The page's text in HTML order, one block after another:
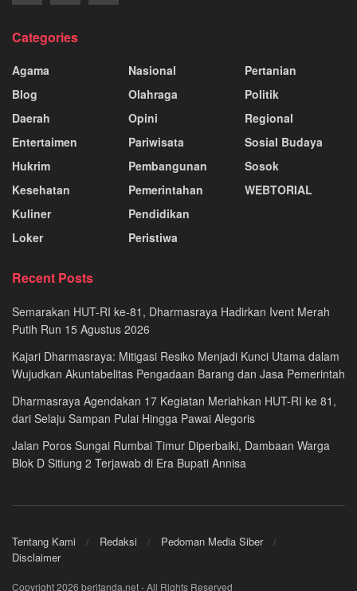
Categories
Agama
Blog
Daerah
Entertaimen
Hukrim
Kesehatan
Kuliner
Loker
Nasional
Olahraga
Opini
Pariwisata
Pembangunan
Pemerintahan
Pendidikan
Peristiwa
Pertanian
Politik
Regional
Sosial Budaya
Sosok
WEBTORIAL
Recent Posts
Semarakan HUT-RI ke-81, Dharmasraya Hadirkan Ivent Merah
Putih Run 15 Agustus 2026
Kajari Dharmasraya: Mitigasi Resiko Menjadi Kunci Utama dalam
Wujudkan Akuntabelitas Pengadaan Barang dan Jasa Pemerintah
Dharmasraya Agendakan 17 Kegiatan Meriahkan HUT-RI ke 81,
dari Selaju Sampan Pulai Hingga Pawai Alegoris
Jalan Poros Sungai Rumbai Timur Diperbaiki, Dambaan Warga
Blok D Sitiung 2 Terjawab di Era Bupati Annisa
Tentang Kami Redaksi
Pedoman Media Siber
Disclaimer
Copyright 2026 beritanda.net - All Rights Reserved